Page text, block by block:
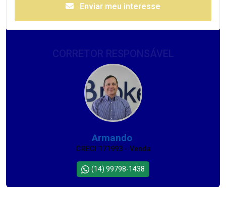
Enviar meu interesse
Armando
CRECI 171993 - Venda
(14) 99798-1438